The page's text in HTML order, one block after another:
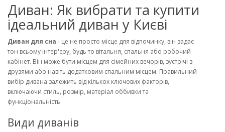
Диван: Як вибрати та купити
ідеальний диван у Києві
Диван для сна - це не просто місце для відпочинку, він задає
тон всьому інтер'єру, будь то вітальня, спальня або робочий
кабінет. Він може бути місцем для сімейних вечорів, зустрічі з
друзями або навіть додатковим спальним місцем. Правильний
вибір дивана залежить від кількох ключових факторів,
включаючи стиль, розмір, матеріал оббивки та
функціональність.
Види диванів